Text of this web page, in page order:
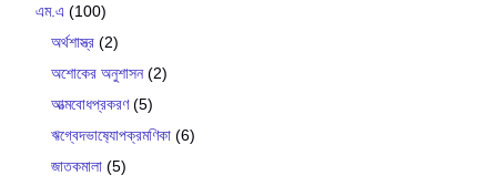
এম.এ (100)
অর্থশাস্ত্র (2)
অশোকের অনুশাসন(2)
আত্মবোধপ্রকরণ(5)
ঋগ্বেদভাষ‍্যোপক্রমণিকা (6)
জাতকমালা (5)